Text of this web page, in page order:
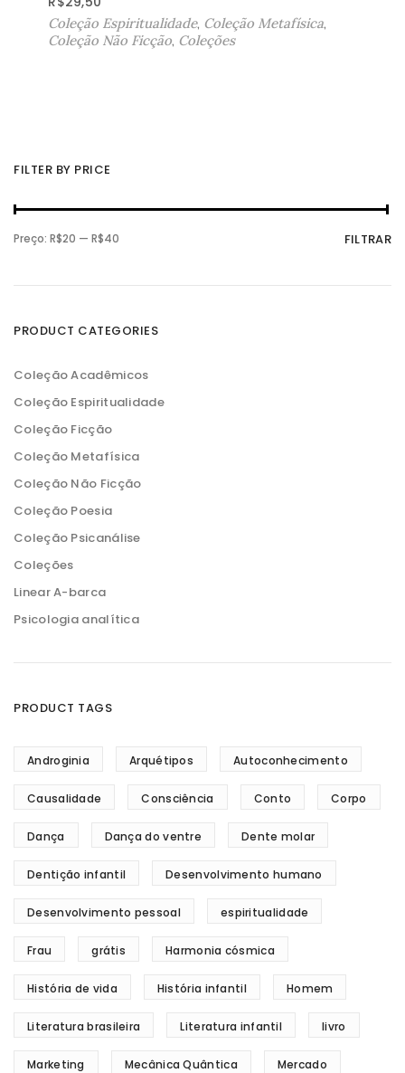
Coleção Espiritualidade, Coleção Metafísica,
Coleção Não Ficção, Coleções
FILTER BY PRICE
P
r
o
n
i
P
r
o
x
i
FILTRAR
Preço: R$20 — R$40
PRODUCT CATEGORIES
Coleção Acadêmicos
Coleção Espiritualidade
Coleção Ficção
Coleção Metafísica
Coleção Não Ficção
Coleção Poesia
Coleção Psicanálise
Coleções
Linear A-barca
Psicologia analítica
PRODUCT TAGS
Androginia Arquétipos Autoconhecimento
Causalidade Consciência Conto Corpo
Dança Dança do ventre Dente molar
Dentição infantil Desenvolvimento humano
Desenvolvimento pessoal espiritualidade
Frau grátis Harmonia cósmica
História de vida História infantil Homem
Literatura brasileira Literatura infantil livro
Marketing Mecânica Quântica Mercado